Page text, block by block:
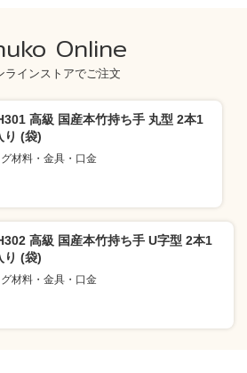
Online
ラインストアでご注文
高級 国産本竹持ち手 丸型 2本1
り (袋)
材料・金具・口金
高級 国産本竹持ち手 U字型 2本1
り (袋)
材料・金具・口金